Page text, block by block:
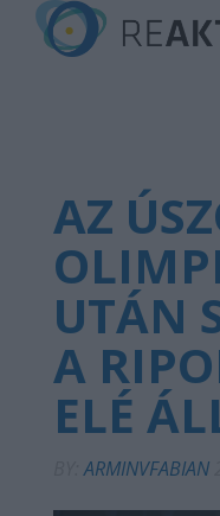
AZ
UTÁN
A
ELÉ
BY:ARMINVFABIAN